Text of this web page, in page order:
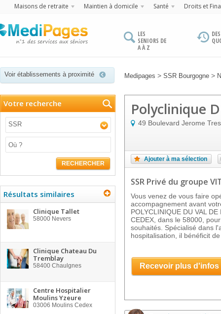
Maisons de retraite Maintien à domicile Santé Droits et
LES
SENIORS DE
A À Z
Voir établissements à proximité Medipages > SSR Bourgogne >
Votre recherche
SSR
RECHERCHER
Résultats similaires
Clinique Tallet
58000 Nevers
Clinique Chateau Du
Tremblay
58400 Chaulgnes
Centre Hospitalier
Moulins Yzeure
03006 Moulins Cedex
Polyclinique
49 Boulevard Jerome
Ajouter à ma sélection
SSR Privé du groupe
Vous venez de vous faire
accompagnement avant
POLYCLINIQUE DU VAL
CEDEX, dans le 58000,
souhaités. Spécialisé dans
hospitalisation, il bénéficit
Recevoir plus d'infos